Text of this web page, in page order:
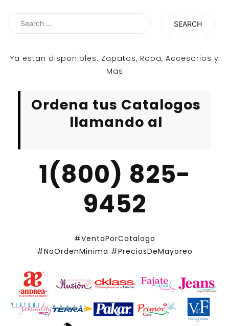
Search
Ya estan disponibles. Zapatos, Ropa, Accesorios y
Mas
Ordena tus Catalogos
llamando al
1(800) 825-
9452
#VentaPorCatalogo
#NoOrdenMinima #PreciosDeMayoreo